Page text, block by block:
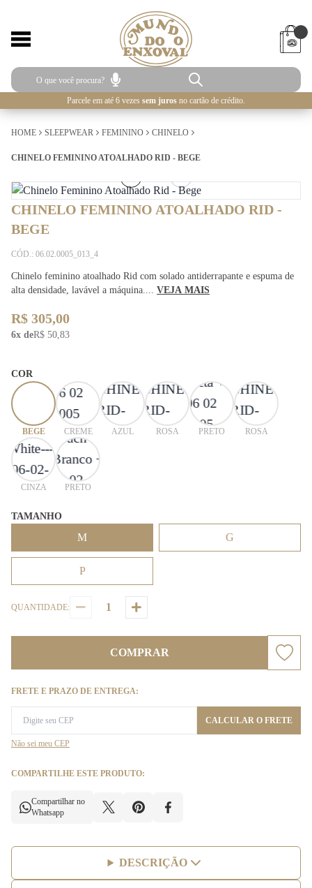
Parcele em até 6 vezes sem juros no cartão de crédito.
HOME SLEEPWEAR FEMININO CHINELO
CHINELO FEMININO ATOALHADO RID - BEGE
CHINELO FEMININO ATOALHADO RID -
BEGE
CÓD.: 06.02.0005_013_4
Chinelo feminino atoalhado Rid com solado antiderrapante e espuma de
alta densidade, lavável a máquina.... VEJA MAIS
R$ 305,00
6x deR$ 50,83
COR
BEGE CREME AZUL ROSA PRETO ROSA
CINZA PRETO
TAMANHO
M G
P
QUANTIDADE:
COMPRAR
FRETE E PRAZO DE ENTREGA:
CALCULAR O FRETE
Não sei meu CEP
COMPARTILHE ESTE PRODUTO:
Compartilhar no
Whatsapp
DESCRIÇÃO